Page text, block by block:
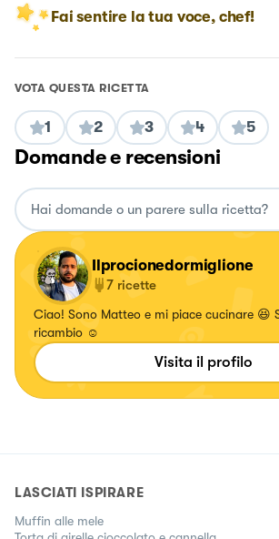
Fai sentire la tua voce, chef!
VOTA QUESTA RICETTA
1 2 3 4 5
Domande e recensioni
Ilprocionedormiglione
7 ricette
Ciao! Sono Matteo e mi piace cucinare 😆 Se mi segui
ricambio ☺️
Visita il profilo
LASCIATI ISPIRARE
Muffin alle mele